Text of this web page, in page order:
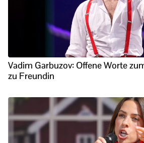
Vadim Garbuzov: Offene Worte
zu Freundin